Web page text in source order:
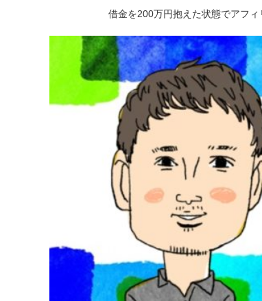
借金を200万円抱えた状態でアフ